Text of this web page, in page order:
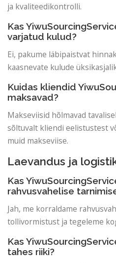
ja kvaliteedikontrolli.
Kas
varjatud kulud?
Ei, pakume läbipaistvat
kaasnevate kulude
Kuidas kliendid
maksavad?
Makseviisid hõlmavad
sõltuvalt kliendi eelistustest
muid makseviise.
Laevandus ja
Kas
rahvusvahelise
Jah, me korraldame
tollivormistust ja tegeleme
Kas
tahes riiki?